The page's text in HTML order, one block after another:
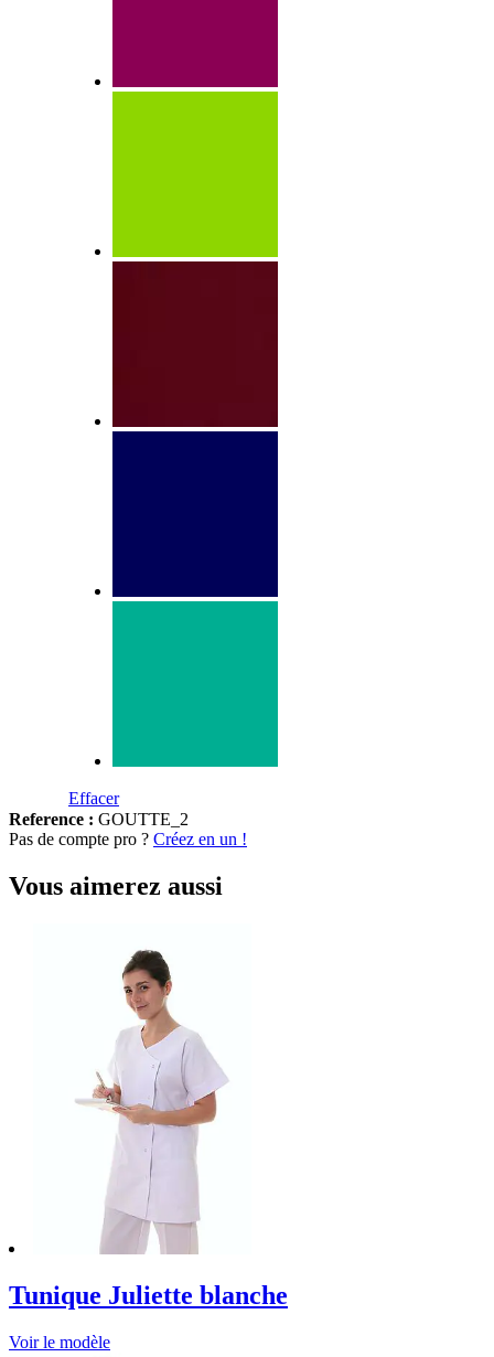
Effacer
Reference : GOUTTE_2
Pas de compte pro ? Créez en un !
Vous aimerez aussi
Tunique Juliette blanche
Voir le modèle